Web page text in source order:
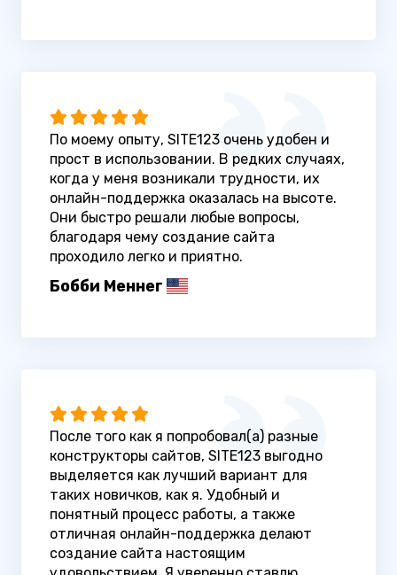
По моему опыту, SITE123 очень удобен и
прост в использовании. В редких случаях,
когда у меня возникали трудности, их
онлайн-поддержка оказалась на высоте.
Они быстро решали любые вопросы,
благодаря чему создание сайта
проходило легко и приятно.
Бобби Меннег
После того как я попробовал(а) разные
конструкторы сайтов, SITE123 выгодно
выделяется как лучший вариант для
таких новичков, как я. Удобный и
понятный процесс работы, а также
отличная онлайн-поддержка делают
создание сайта настоящим